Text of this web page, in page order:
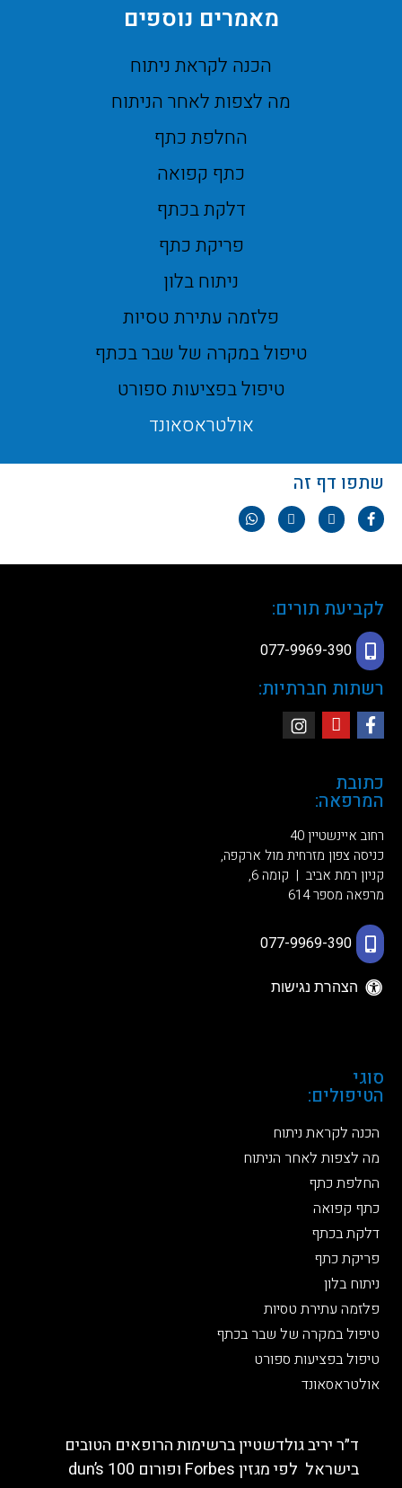
מאמרים נוספים
הכנה לקראת ניתוח
מה לצפות לאחר הניתוח
החלפת כתף
כתף קפואה
דלקת בכתף
פריקת כתף
ניתוח בלון
פלזמה עתירת טסיות
טיפול במקרה של שבר בכתף
טיפול בפציעות ספורט
אולטראסאונד
שתפו דף זה
לקביעת תורים:
077-9969-390
רשתות חברתיות:
כתובת
המרפאה:
רחוב איינשטיין 40
כניסה צפון מזרחית מול ארקפה,
קניון רמת אביב | קומה 6,
מרפאה מספר 614
077-9969-390
הצהרת נגישות
סוגי
הטיפולים:
הכנה לקראת ניתוח
מה לצפות לאחר הניתוח
החלפת כתף
כתף קפואה
דלקת בכתף
פריקת כתף
ניתוח בלון
פלזמה עתירת טסיות
טיפול במקרה של שבר בכתף
טיפול בפציעות ספורט
אולטראסאונד
ד״ר יריב גולדשטיין ברשימות הרופאים הטובים
בישראל לפי מגזין Forbes ופורום dun’s 100